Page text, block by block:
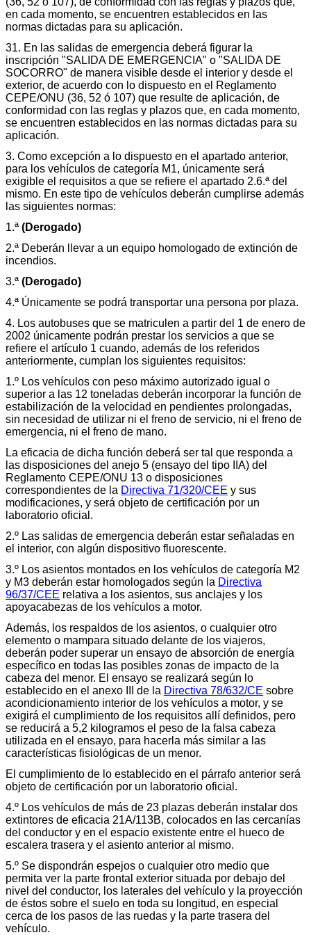
en cada momento, se encuentren establecidos en las
normas dictadas para su aplicación.
31. En las salidas de emergencia deberá figurar la
inscripción "SALIDA DE EMERGENCIA" o "SALIDA DE
SOCORRO" de manera visible desde el interior y desde el
exterior, de acuerdo con lo dispuesto en el Reglamento
CEPE/ONU (36, 52 ó 107) que resulte de aplicación, de
conformidad con las reglas y plazos que, en cada momento,
se encuentren establecidos en las normas dictadas para su
aplicación.
3. Como excepción a lo dispuesto en el apartado anterior,
para los vehículos de categoría M1, únicamente será
exigible el requisitos a que se refiere el apartado 2.6.ª del
mismo. En este tipo de vehículos deberán cumplirse además
las siguientes normas:
1.ª (Derogado)
2.ª Deberán llevar a un equipo homologado de extinción de
incendios.
3.ª (Derogado)
4.ª Únicamente se podrá transportar una persona por plaza.
4. Los autobuses que se matriculen a partir del 1 de enero de
2002 únicamente podrán prestar los servicios a que se
refiere el artículo 1 cuando, además de los referidos
anteriormente, cumplan los siguientes requisitos:
1.º Los vehículos con peso máximo autorizado igual o
superior a las 12 toneladas deberán incorporar la función de
estabilización de la velocidad en pendientes prolongadas,
sin necesidad de utilizar ni el freno de servicio, ni el freno de
emergencia, ni el freno de mano.
La eficacia de dicha función deberá ser tal que responda a
las disposiciones del anejo 5 (ensayo del tipo IIA) del
Reglamento CEPE/ONU 13 o disposiciones
correspondientes de la Directiva 71/320/CEE y sus
modificaciones, y será objeto de certificación por un
laboratorio oficial.
2.º Las salidas de emergencia deberán estar señaladas en
el interior, con algún dispositivo fluorescente.
3.º Los asientos montados en los vehículos de categoría M2
y M3 deberán estar homologados según la Directiva
96/37/CEE relativa a los asientos, sus anclajes y los
apoyacabezas de los vehículos a motor.
Además, los respaldos de los asientos, o cualquier otro
elemento o mampara situado delante de los viajeros,
deberán poder superar un ensayo de absorción de energía
específico en todas las posibles zonas de impacto de la
cabeza del menor. El ensayo se realizará según lo
establecido en el anexo III de la Directiva 78/632/CE sobre
acondicionamiento interior de los vehículos a motor, y se
exigirá el cumplimiento de los requisitos allí definidos, pero
se reducirá a 5,2 kilogramos el peso de la falsa cabeza
utilizada en el ensayo, para hacerla más similar a las
características fisiológicas de un menor.
El cumplimiento de lo establecido en el párrafo anterior será
objeto de certificación por un laboratorio oficial.
4.º Los vehículos de más de 23 plazas deberán instalar dos
extintores de eficacia 21A/113B, colocados en las cercanías
del conductor y en el espacio existente entre el hueco de
escalera trasera y el asiento anterior al mismo.
5.º Se dispondrán espejos o cualquier otro medio que
permita ver la parte frontal exterior situada por debajo del
nivel del conductor, los laterales del vehículo y la proyección
de éstos sobre el suelo en toda su longitud, en especial
cerca de los pasos de las ruedas y la parte trasera del
vehículo.